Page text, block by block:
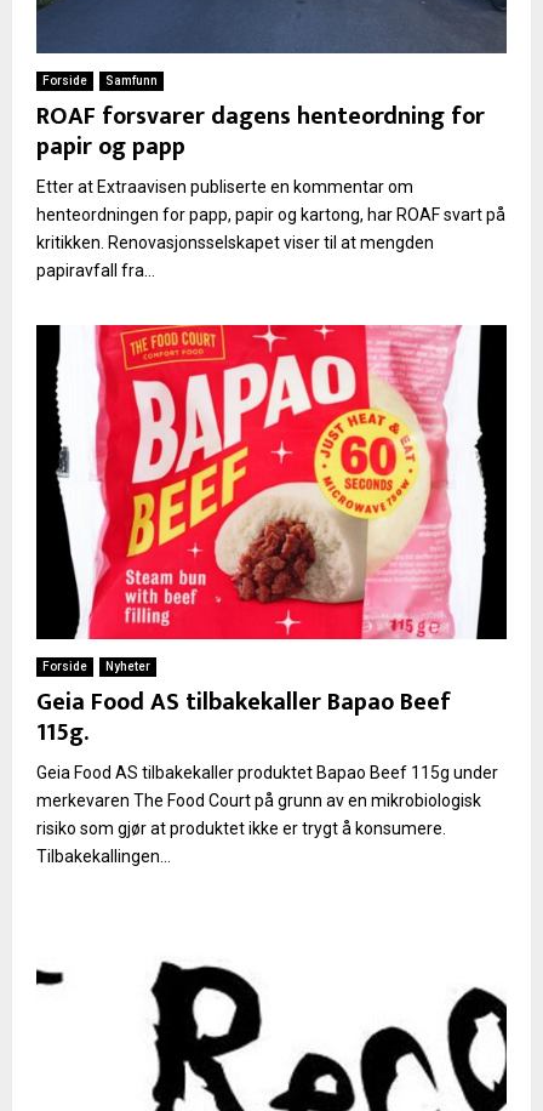
Forside Samfunn
ROAF forsvarer dagens henteordning for
papir og papp
Etter at Extraavisen publiserte en kommentar om
henteordningen for papp, papir og kartong, har ROAF svart på
kritikken. Renovasjonsselskapet viser til at mengden
papiravfall fra...
Forside Nyheter
Geia Food AS tilbakekaller Bapao Beef
115g.
Geia Food AS tilbakekaller produktet Bapao Beef 115g under
merkevaren The Food Court på grunn av en mikrobiologisk
risiko som gjør at produktet ikke er trygt å konsumere.
Tilbakekallingen...